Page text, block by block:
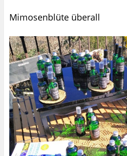
Mimosenblüte überall